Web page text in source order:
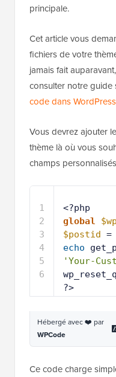
principale.
Cet article vous
fichiers de votre
jamais fait
consulter notre guide
code dans WordPress
Vous devrez ajouter
thème là où vous
champs
1
2
3
4
5
<?php
global
$postid =
echo
'Your-
?>
Hébergé avec ❤️ par
WPCode
Ce code charge